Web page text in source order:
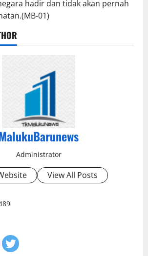
hadir dan tidak akan pernah
01)
Administrator
View All Posts